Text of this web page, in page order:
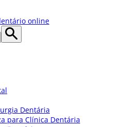
online
Dentária
para Clínica Dentária